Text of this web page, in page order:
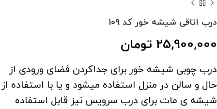
درب اتاقی شیشه خور کد 109
25,900,000 تومان
درب چوبی شیشه خور برای جداکردن فضای ورودی از
حال و سالن در منزل استفاده میشود و یا با استفاده از
شیشه ی مات برای درب سرویس نیز قابل استفاده